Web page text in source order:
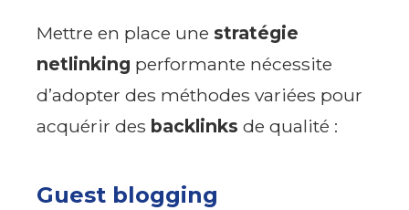
Mettre en place une stratégie
netlinking performante nécessite
d’adopter des méthodes variées pour
acquérir des backlinks de qualité :
Guest blogging